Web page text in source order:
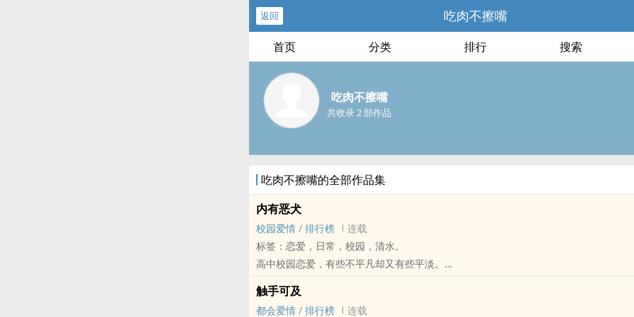
返回 吃肉不擦嘴
首页 分类 排行 搜索
吃肉不擦嘴
共收录 2 部作品
吃肉不擦嘴的全部作品集
内有恶犬
校园爱情 / 排行榜
连载
标签：恋爱，日常，校园，清水。
高中校园恋爱，有些不平凡却又有些平淡。
更别说，我的对手是一只披着忠犬皮的大灰狼。
触手可及
都会爱情 / 排行榜
连载